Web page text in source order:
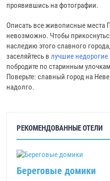
проявившись на фотографии.
Описать все живописные места
невозможно. Чтобы
наследию этого славного
заселяйтесь влучшие недорогие
побродите по старинным
Поверьте: славный город на
надолго.
РЕКОМЕНДОВАННЫЕ ОТЕЛИ
Береговые домики